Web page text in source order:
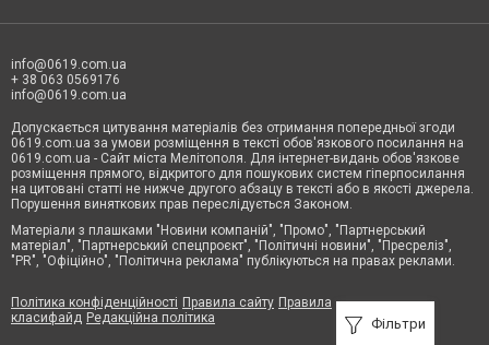
Фільтри
info@0619.com.ua
+ 38 063 0569176
info@0619.com.ua
Допускається цитування матеріалів без отримання попередньої згоди
0619.com.ua за умови розміщення в тексті обов'язкового посилання на
0619.com.ua - Сайт міста Мелітополя. Для інтернет-видань обов'язкове
розміщення прямого, відкритого для пошукових систем гіперпосилання
на цитовані статті не нижче другого абзацу в тексті або в якості джерела.
Порушення виняткових прав переслідується Законом.
Матеріали з плашками "Новини компаній", "Промо", "Партнерський
матеріал", "Партнерський спецпроєкт", "Політичні новини", "Пресреліз",
"PR", "Офіційно", "Політична реклама" публікуються на правах реклами.
Політика конфіденційності Правила сайту Правила
класифайд Редакційна політика